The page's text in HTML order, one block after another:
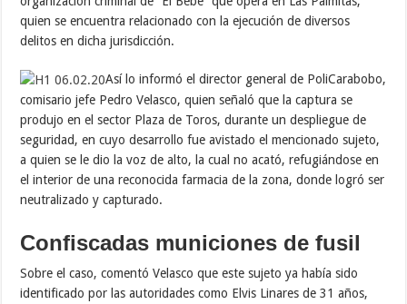
quien se encuentra relacionado con la ejecución de diversos
delitos en dicha jurisdicción.
Así lo informó el director general de PoliCarabobo,
comisario jefe Pedro Velasco, quien señaló que la captura se
produjo en el sector Plaza de Toros, durante un despliegue de
seguridad, en cuyo desarrollo fue avistado el mencionado sujeto,
a quien se le dio la voz de alto, la cual no acató, refugiándose en
el interior de una reconocida farmacia de la zona, donde logró ser
neutralizado y capturado.
Confiscadas municiones de fusil
Sobre el caso, comentó Velasco que este sujeto ya había sido
identificado por las autoridades como Elvis Linares de 31 años,